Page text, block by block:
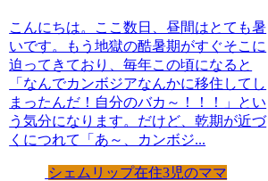
こんにちは。ここ数日、昼間はとても暑
いです。もう地獄の酷暑期がすぐそこに
迫ってきており、毎年この頃になると
「なんでカンボジアなんかに移住してし
まったんだ！自分のバカ～！！！」とい
う気分になります。だけど、乾期が近づ
くにつれて「あ～、カンボジ...
シェムリップ在住3児のママ